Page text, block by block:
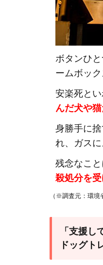
ボタンひ
ームボッ
安楽死と
んだ犬や
身勝手に
れ、ガス
残念なこ
殺処分を
（※調査元：環境
「支援し
ドッグト